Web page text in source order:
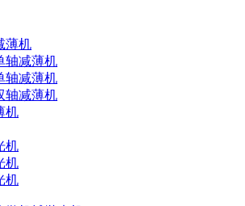
薄机
轴减薄机
轴减薄机
轴减薄机
机
机
机
机